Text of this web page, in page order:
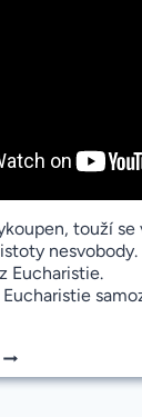
touží
nesvobody.
Eucharistie.
PROMLUVA